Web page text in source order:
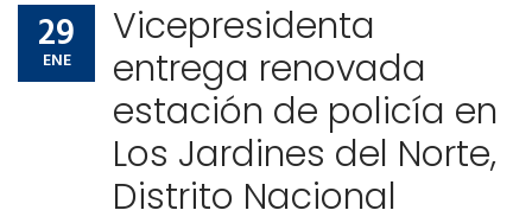
29
ENE
Vicepresidenta
entrega renovada
estación de policía en
Los Jardines del Norte,
Distrito Nacional